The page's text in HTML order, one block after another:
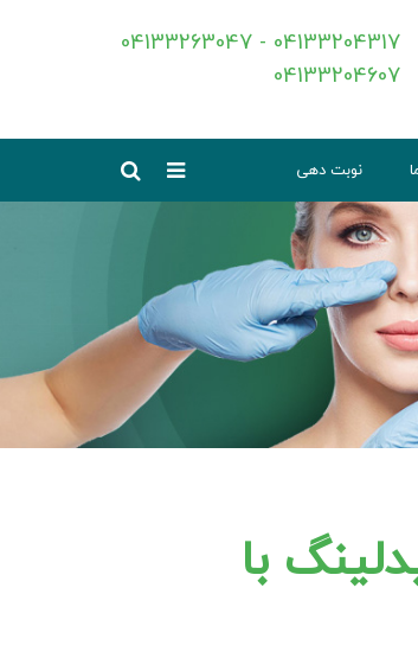
04133263047 - 04133204317
04133204607
نوبت دهی
با